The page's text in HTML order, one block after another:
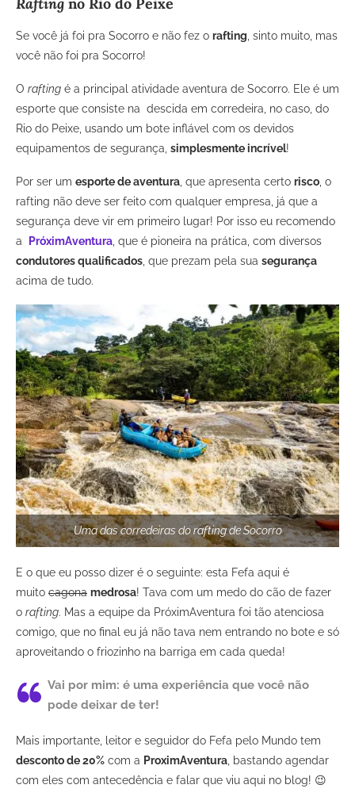
Rafting no Rio do Peixe
Se você já foi pra Socorro e não fez o rafting , sinto muito, mas
você não foi pra Socorro!
O rafting é a principal atividade aventura de Socorro. Ele é um
esporte que consiste na descida em corredeira, no caso, do
Rio do Peixe, usando um bote inflável com os devidos
equipamentos de segurança, simplesmente incrível!
Por ser um esporte de aventura , que apresenta certo risco , o
rafting não deve ser feito com qualquer empresa, já que a
segurança deve vir em primeiro lugar! Por isso eu recomendo
a
PróximAventura , que é pioneira na prática, com diversos
condutores qualificados , que prezam pela sua segurança
acima de tudo.
Uma das corredeiras do rafting de Socorro
E o que eu posso dizer é o seguinte: esta Fefa aqui é
muito cagona medrosa! Tava com um medo do cão de fazer
o rafting. Mas a equipe da PróximAventura foi tão atenciosa
comigo, que no final eu já não tava nem entrando no bote e só
aproveitando o friozinho na barriga em cada queda!
Vai por mim: é uma experiência que você não
pode deixar de ter!
Mais importante, leitor e seguidor do Fefa pelo Mundo tem
desconto de 20% com a ProximAventura, bastando agendar
com eles com antecedência e falar que viu aqui no blog! 😉